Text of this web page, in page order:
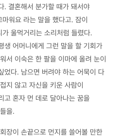
. 결혼해서 분가할 때가 돼서야
워요 라는 말을 했다고. 잠이
울먹거리는 소리처럼 들렸다.
생 어머니에게 그런 말을 할 기회가
서 이숙은 한 팔을 이마에 올려 눈이
었다. 남으면 버려야 하는 어묵이 다
지 않고 자신을 키운 사람이
고 혼자 먼 데로 달아나는 꿈을
을.
장이 손끝으로 먼지를 쓸어볼 만한